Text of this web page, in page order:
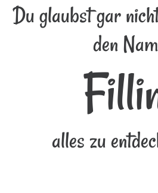
Du glaubst gar
den
alles zu